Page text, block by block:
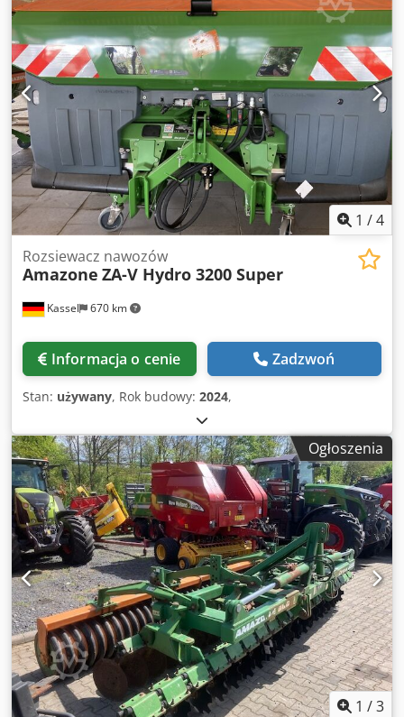
LED tylne Chsdpfxot Dwibs Anmea
1 /4
Kassel 670 km
Rozsiewacz nawozów
Amazone ZA-V Hydro 3200 Super
Informacja o cenie Zadzwoń
Stan: używany, Rok budowy: 2024,
Ogłoszenia
1 /3